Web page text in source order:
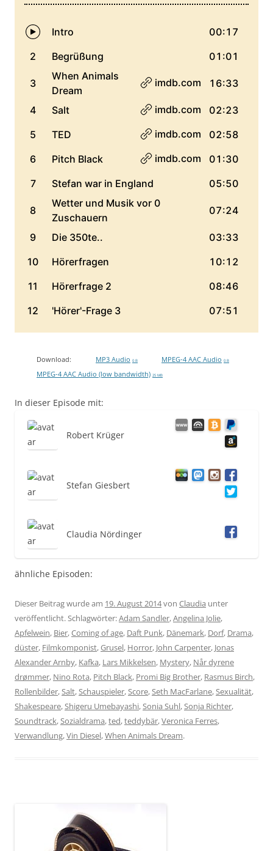
Download: MP3 Audio 0 B MPEG-4 AAC Audio 0 B
MPEG-4 AAC Audio (low bandwidth) 25 MB
In dieser Episode mit:
Robert Krüger
Stefan Giesbert
Claudia Nördinger
ähnliche Episoden:
Dieser Beitrag wurde am 19. August 2014von Claudia unter
veröffentlicht. Schlagwörter:Adam Sandler,Angelina Jolie,
Apfelwein, Bier,Coming of age, Daft Punk, Dänemark, Dorf, Drama,
düster, Filmkomponist,Grusel, Horror, John Carpenter, Jonas
Alexander Arnby, Kafka, Lars Mikkelsen, Mystery, Når dyrene
drømmer, Nino Rota, Pitch Black, Promi Big Brother, Rasmus Birch,
Rollenbilder,Salt,Schauspieler,Score,Seth MacFarlane,Sexualität,
Shakespeare,Shigeru Umebayashi,Sonia Suhl,Sonja Richter,
Soundtrack,Sozialdrama,ted,teddybär,Veronica Ferres,
Verwandlung,Vin Diesel,When Animals Dream.